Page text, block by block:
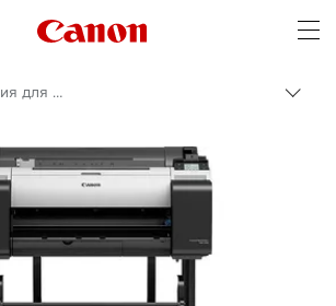
Canon Logo, back to
Продукты и решения для бизнеса